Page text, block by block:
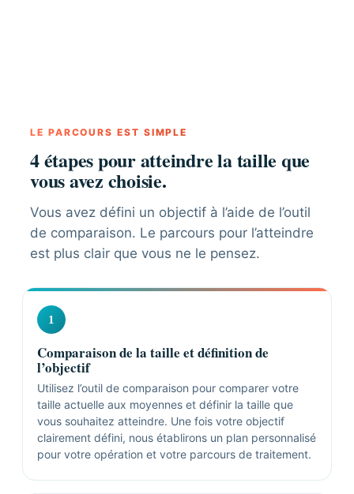
LE PARCOURS EST SIMPLE
4 étapes pour atteindre la taille que
vous avez choisie.
Vous avez défini un objectif à l’aide de l’outil
de comparaison. Le parcours pour l’atteindre
est plus clair que vous ne le pensez.
1
Comparaison de la taille et définition de
l’objectif
Utilisez l’outil de comparaison pour comparer votre
taille actuelle aux moyennes et définir la taille que
vous souhaitez atteindre. Une fois votre objectif
clairement défini, nous établirons un plan personnalisé
pour votre opération et votre parcours de traitement.